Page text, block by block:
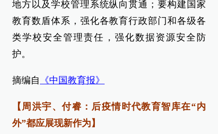
地方以及学校管理系统纵向贯通；要构建国家
教育数盾体系，强化各教育行政部门和各级各
类学校安全管理责任，强化数据资源安全防
护。
摘编自 《中国教育报》
【周洪宇、付睿：后疫情时代教育智库在“内
外”都应展现新作为】